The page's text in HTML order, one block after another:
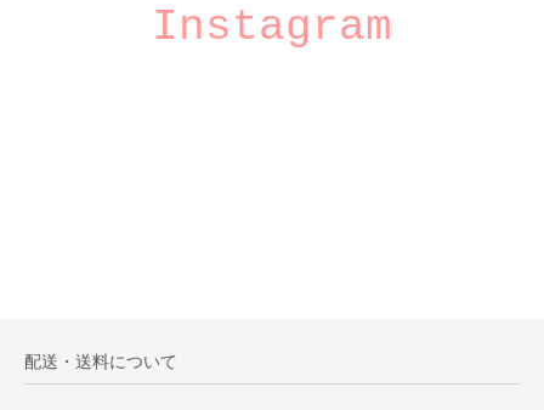
Instagram
配送・送料について